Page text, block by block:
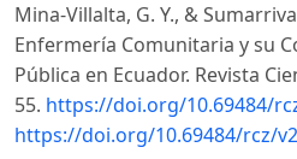
Mina-Villalta, G. Y., &
Enfermería Comunitaria y su
Pública en Ecuador. Revista
55. https://doi.org/10.69484/
https://doi.org/10.69484/rcz/